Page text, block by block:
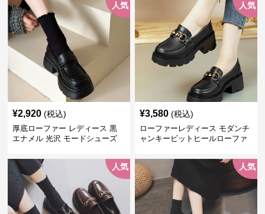
人気
¥2,920 (税込)
厚底ローファー レディース 黒
エナメル 光沢 モードシューズ
人気
¥3,580 (税込)
ローファーレディース モダンチ
ャンキービットヒールローファ
人気 人気